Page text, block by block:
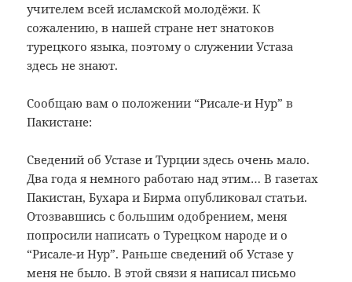
учителем всей исламской молодёжи. К
сожалению, в нашей стране нет знатоков
турецкого языка, поэтому о служении Устаза
здесь не знают.
Сообщаю вам о положении “Рисале-и Нур” в
Пакистане:
Сведений об Устазе и Турции здесь очень мало.
Два года я немного работаю над этим… В газетах
Пакистан, Бухара и Бирма опубликовал статьи.
Отозвавшись с большим одобрением, меня
попросили написать о Турецком народе и о
“Рисале-и Нур”. Раньше сведений об Устазе у
меня не было. В этой связи я написал письмо